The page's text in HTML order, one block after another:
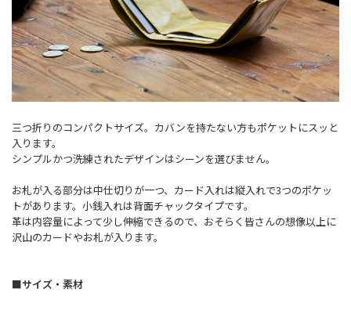
三つ折りのコンパクトサイズ。カバンを持たない方もポケットにスッと
入ります。
シンプルかつ洗練されたデザインはシーンを選びません。
お札が入る部分は中仕切りが一つ、カード入れは縦入れで3つのポケッ
トがあります。小銭入れは背面チャックタイプです。
革は内容量によって少し伸縮できるので、おそらく皆さんの想像以上に
沢山のカードやお札が入ります。
■サイズ・素材